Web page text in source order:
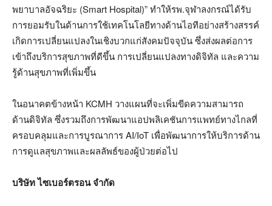
พยาบาลอัจฉริยะ (Smart Hospital)” ทำให้รพ.จุฬาลงกรณ์ได้รับ
การยอมรับในด้านการใช้เทคโนโลยีทางด้านไอทีอย่างสร้างสรรค์
เกิดการเปลี่ยนแปลงในเชิงบวกแก่สังคมปัจจุบัน ซึ่งส่งผลต่อการ
เข้าถึงบริการสุขภาพที่ดีขึ้น การเปลี่ยนแปลงทางดิจิทัล และความ
รู้ด้านสุขภาพที่เพิ่มขึ้น
ในอนาคตข้างหน้า KCMH วางแผนที่จะเพิ่มขีดความสามารถ
ด้านดิจิทัล ซึ่งรวมถึงการพัฒนาแอปพลิเคชันการแพทย์ทางไกลที่
ครอบคลุมและการบูรณาการ AI/IoT เพื่อพัฒนาการให้บริการด้าน
การดูแลสุขภาพและผลลัพธ์ของผู้ป่วยต่อไป
บริษัท ไซเบอร์ตรอน จำกัด